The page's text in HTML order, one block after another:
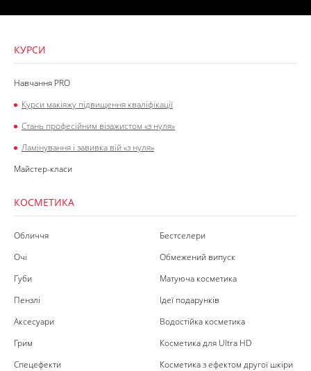
КУРСИ
Навчання PRO
Курси макіяжу підвищення кваліфікації
Стань професійним візажистом «з нуля»
Ламінування і завивка вій «з нуля»
Майстер-класи
КОСМЕТИКА
Обличчя
Очі
Губи
Пензлі
Аксесуари
Грим
Спецефекти
Бестселери
Обмежений випуск
Матуюча косметика
Ідеї подарунків
Водостійка косметика
Косметика для Ultra HD
Косметика з ефектом другої шкіри